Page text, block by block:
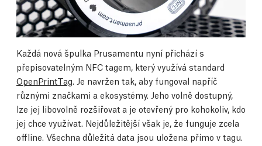
Každá nová špulka Prusamentu nyní přichází s
přepisovatelným NFC tagem, který využívá standard
OpenPrintTag . Je navržen tak, aby fungoval napříč
různými značkami a ekosystémy. Jeho volně dostupný,
lze jej libovolně rozšiřovat a je otevřený pro kohokoliv, kdo
jej chce využívat. Nejdůležitější však je, že funguje zcela
offline. Všechna důležitá data jsou uložena přímo v tagu.